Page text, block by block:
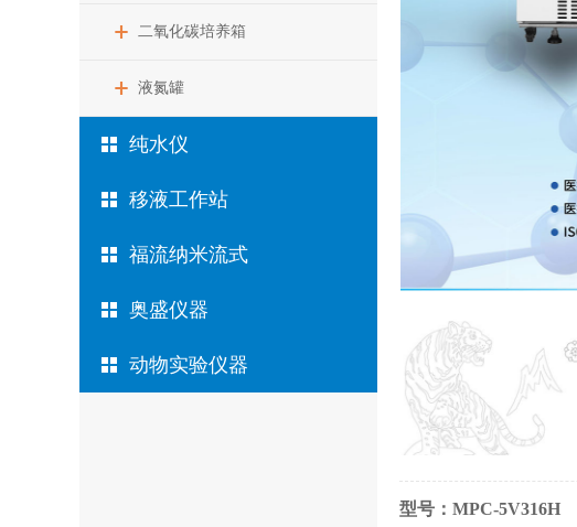
二氧化碳培养箱
液氮罐
纯水仪
移液工作站
福流纳米流式
奥盛仪器
动物实验仪器
型号：MPC-5V316H